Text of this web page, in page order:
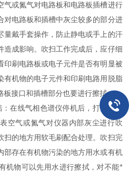
气或氮气对电路板和电路板插槽进行
对电路板和插槽中灰尘较多的部分进
量戴手套操作，防止静电或手上的汗
造成影响。吹扫工作完成后，应仔细
印刷电路板或电子元件是否有明显被
有机物的电子元件和印刷电路用脱脂
板接口和插槽部分也要进行擦拭。
线气相色谱仪停机后，打开仪器
空气或氮气对仪器内部灰尘进行吹
扫的地方用软毛刷配合处理。吹扫完
部存在有机物污染的地方用水或有机
机物可以先用水进行擦拭，对不能*